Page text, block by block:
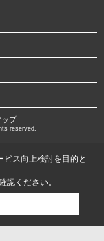
プ
reserved.
ス向上検討を目的と
認ください。